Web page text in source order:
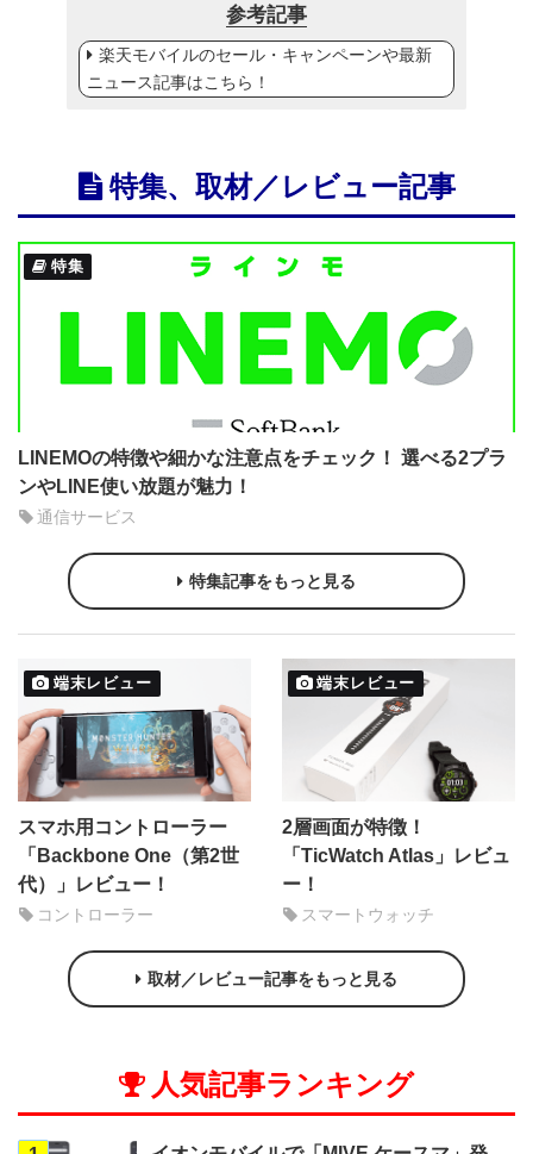
参考記事
楽天モバイルのセール・キャンペーンや最新
ニュース記事はこちら！
特集、取材／レビュー記事
特集
LINEMOの特徴や細かな注意点をチェック！ 選べる2プラ
ンやLINE使い放題が魅力！
通信サービス
特集記事をもっと見る
端末レビュー
スマホ用コントローラー
「Backbone One（第2世
代）」レビュー！
コントローラー
端末レビュー
2層画面が特徴！
「TicWatch Atlas」レビュ
ー！
スマートウォッチ
取材／レビュー記事をもっと見る
人気記事ランキング